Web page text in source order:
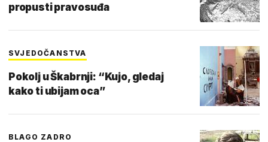
propusti pravosuđa
SVJEDOČANSTVA
Pokolj u Škabrnji: “Kujo, gledaj
kako ti ubijam oca”
BLAGO ZADRO